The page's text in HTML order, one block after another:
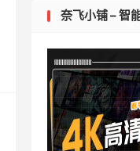
奈飞小铺 – 智